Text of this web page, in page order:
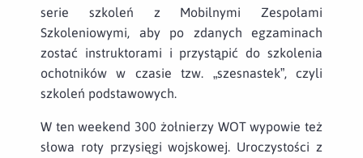
serie szkoleń z Mobilnymi Zespołami
Szkoleniowymi, aby po zdanych egzaminach
zostać instruktorami i przystąpić do szkolenia
ochotników w czasie tzw. „szesnastek”, czyli
szkoleń podstawowych.
W ten weekend 300 żołnierzy WOT wypowie też
słowa roty przysięgi wojskowej. Uroczystości z